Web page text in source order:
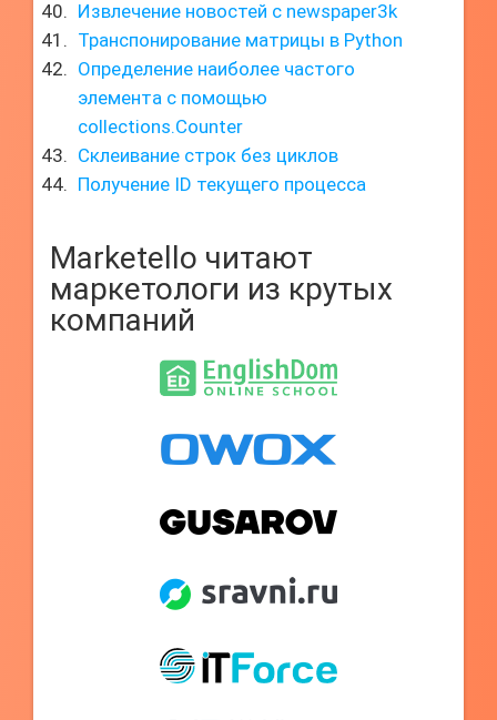
Извлечение новостей с newspaper3k
Транспонирование матрицы в Python
Определение наиболее частого
элемента с помощью
collections.Counter
Склеивание строк без циклов
Получение ID текущего процесса
Marketello читают
маркетологи из крутых
компаний